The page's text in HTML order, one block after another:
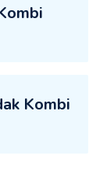
Kombi